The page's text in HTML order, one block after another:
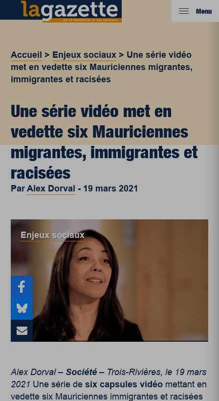
Menu
Accueil > Enjeux sociaux > Une série vidéo
met en vedette six Mauriciennes migrantes,
immigrantes et racisées
Une série vidéo met en
vedette six Mauriciennes
migrantes, immigrantes et
racisées
ParAlex Dorval - 19 mars 2021
Enjeux sociaux
Alex Dorval – Société – Trois-Rivières, le 19 mars
2021 Une série desix capsules vidéo mettant en
vedette six Mauriciennes immigrantes et racisées